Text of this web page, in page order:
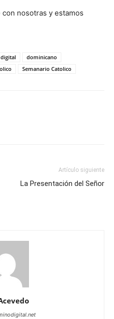
con nosotras y estamos
dominicano
Semanario Catolico
Artículo siguiente
La Presentación del Señor